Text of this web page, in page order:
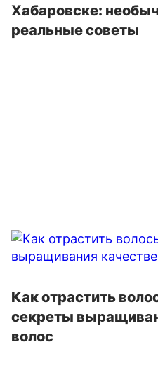
Хабаровске:
реальные советы
Как отрастить
секреты
волос